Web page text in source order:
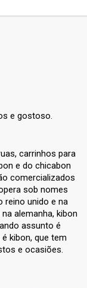
e gostoso.
carrinhos para
e do chicabon
comercializados
sob nomes
reino unido e na
alemanha, kibon
assunto é
kibon, que tem
e ocasiões.
deixando todo